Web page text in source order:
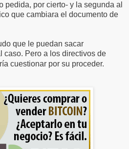
pedida, por cierto- y la segunda al
que cambiara el documento de
que le puedan sacar
caso. Pero a los directivos de
cuestionar por su proceder.